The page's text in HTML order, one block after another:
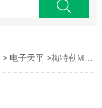
> 电子天平 >梅特勒ME204E电子天平